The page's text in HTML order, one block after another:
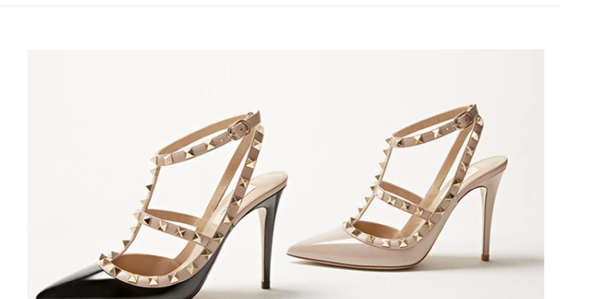
Link Opens in New Tab